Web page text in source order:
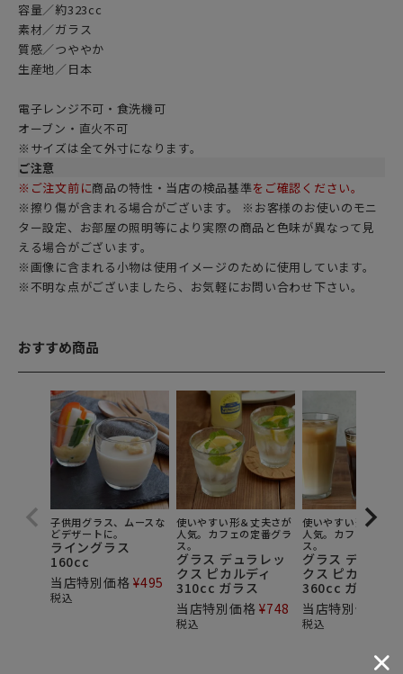
容量／約323cc
素材／ガラス
質感／つややか
生産地／日本
電子レンジ不可・食洗機可
オーブン・直火不可
※サイズは全て外寸になります。
ご注意
※ご注文前に商品の特性・当店の検品基準をご確認ください。
※擦り傷が含まれる場合がございます。 ※お客様のお使いのモニ
ター設定、お部屋の照明等により実際の商品と色味が異なって見
える場合がございます。
※画像に含まれる小物は使用イメージのために使用しています。
※不明な点がございましたら、お気軽にお問い合わせ下さい。
おすすめ商品
子供用グラス、ムースな
どデザートに。
ライングラス
160cc
当店特別価格 ¥495
税込
使いやすい形＆丈夫さが
人気。カフェの定番グラ
ス。
グラス デュラレッ
クス ピカルディ
310cc ガラス
当店特別価格 ¥748
税込
使いやすい形＆丈夫
人気。カフェの定番
ス。
グラス デュラレ
クス ピカルディ
360cc ガラス
当店特別価格
税込